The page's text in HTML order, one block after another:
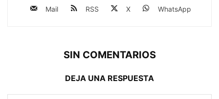
Mail RSS X WhatsApp
SIN COMENTARIOS
DEJA UNA RESPUESTA